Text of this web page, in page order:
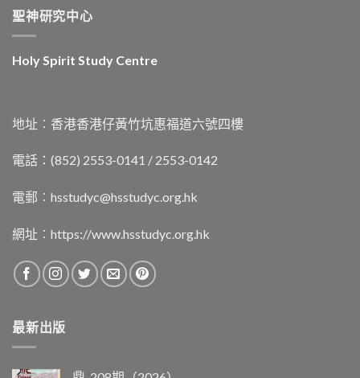
聖神研究中心
Holy Spirit Study Centre
地址︰香港香港仔黃竹坑惠福道六號四樓
電話：(852) 2553-0141 / 2553-0142
電郵︰ hsstudyc@hsstudyc.org.hk
網址︰ https://www.hsstudyc.org.hk
最新出版